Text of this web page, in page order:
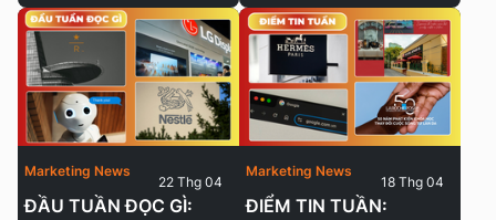
ĐẦU TUẦN ĐỌC GÌ:
Marketing News
22 Thg 04
ĐIỂM TIN TUẦN:
Marketing News
18 Thg 04